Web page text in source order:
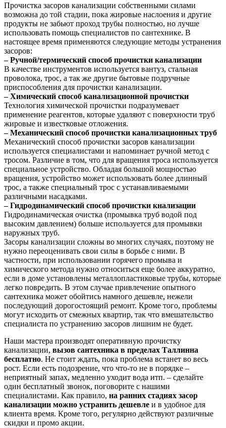
Прочистка засоров канализации собственными силами
возможна до той стадии, пока жировые наслоения и другие
продукты не забьют проход трубы полностью, но лучше
использовать помощь специалистов по сантехнике. В
настоящее время применяются следующие методы устранения
засоров:
– Ручной/термический способ прочистки канализации
В качестве инструментов используется вантуз, стальная
проволока, трос, а так же другие бытовые подручные
приспособления для прочистки канализации.
– Химический способ канализационной прочистки
Технология химической прочистки подразумевает
применение реагентов, которые удаляют с поверхности труб
жировые и известковые отложения.
– Механический способ прочистки канализационных труб
Механический способ прочистки засоров канализации
используется специалистами и напоминает ручной метод с
тросом. Различие в том, что для вращения троса используется
специальное устройство. Обладая большой мощностью
вращения, устройство может использовать более длинный
трос, а также специальный трос с устанавливаемыми
различными насадками.
– Гидродинамический способ прочистки кнализации
Гидродинамическая очистка (промывка труб водой под
высоким давлением) больше используется для промывки
наружных труб.
Засоры канализации сложны во многих случаях, поэтому не
нужно переоценивать свои силы в борьбе с ними. В
частности, при использовании горячего промыва и
химического метода нужно относиться еще более аккуратно,
если в доме установлены металлопластиковые трубы, которые
легко повредить. В этом случае привлечение опытного
сантехника может обойтись намного дешевле, нежели
последующий дорогостоящий ремонт. Кроме того, проблемы
могут исходить от смежных квартир, так что вмешательство
специалиста по устранению засоров лишним не будет.
Наши мастера производят оперативную прочистку
канализации, вызов сантехника в пределах Таллинна
бесплатно. Не стоит ждать, пока проблема встанет во весь
рост. Если есть подозрение, что что-то не в порядке –
неприятный запах, медленно уходит вода итп. – сделайте
один бесплатный звонок, поговорите с нашими
специалистами. Как правило, на ранних стадиях засор
канализации можно устранить дешевле и в удобное для
клиента время. Кроме того, регулярно действуют различные
скидки и промо акции.